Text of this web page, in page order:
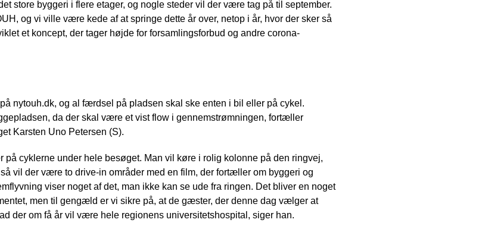
store byggeri i flere etager, og nogle steder vil der være tag på til september.
og vi ville være kede af at springe dette år over, netop i år, hvor der sker så
et koncept, der tager højde for forsamlingsforbud og andre corona-
nytouh.dk, og al færdsel på pladsen skal ske enten i bil eller på cykel.
da der skal være et vist flow i gennemstrømningen, fortæller
Karsten Uno Petersen (S).
cyklerne under hele besøget. Man vil køre i rolig kolonne på den ringvej,
vil der være to drive-in områder med en film, der fortæller om byggeri og
viser noget af det, man ikke kan se ude fra ringen. Det bliver en noget
men til gengæld er vi sikre på, at de gæster, der denne dag vælger at
der om få år vil være hele regionens universitetshospital, siger han.